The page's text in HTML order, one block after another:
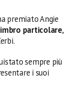
premiato Angie
particolare,
sempre più
i suoi